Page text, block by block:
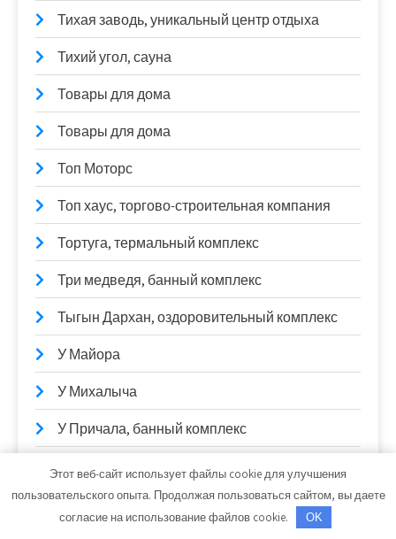
Тихая заводь, уникальный центр отдыха
Тихий угол, сауна
Товары для дома
Товары для дома
Топ Моторс
Топ хаус, торгово-строительная компания
Тортуга, термальный комплекс
Три медведя, банный комплекс
Тыгын Дархан, оздоровительный комплекс
У Майора
У Михалыча
У Причала, банный комплекс
У Степаныча
Усачевские бани
Этот веб-сайт использует файлы cookie для улучшения
пользовательского опыта. Продолжая пользоваться сайтом, вы даете
согласие на использование файлов cookie.
OK